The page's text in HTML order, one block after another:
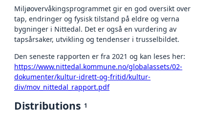
Miljøovervåkingsprogrammet gir en god oversikt over
tap, endringer og fysisk tilstand på eldre og verna
bygninger i Nittedal. Det er også en vurdering av
tapsårsaker, utvikling og tendenser i trusselbildet.
Den seneste rapporten er fra 2021 og kan leses her:
https://www.nittedal.kommune.no/globalassets/02-
dokumenter/kultur-idrett-og-fritid/kultur-
div/mov_nittedal_rapport.pdf
Distributions 1